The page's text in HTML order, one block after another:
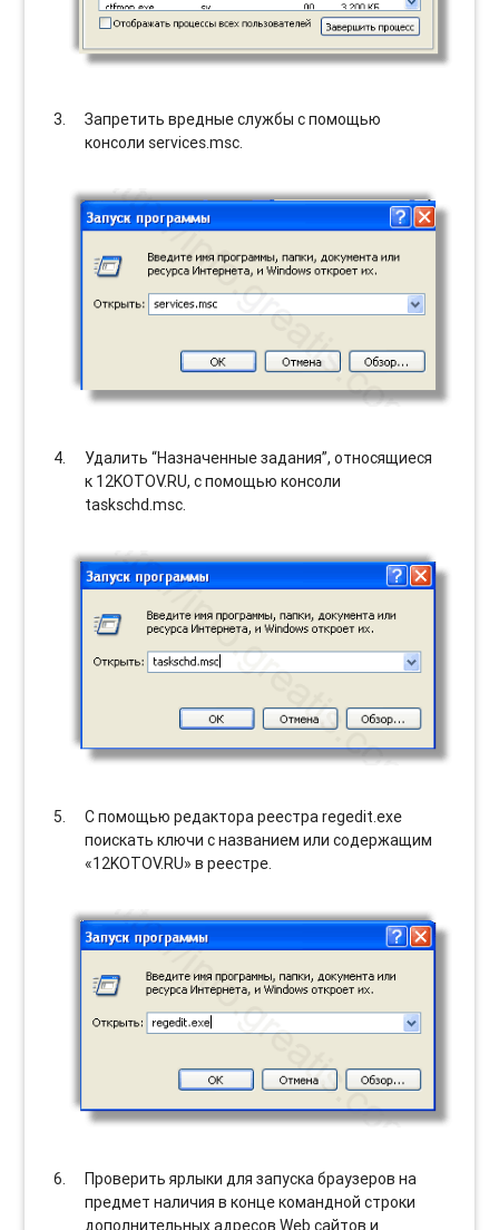
Запретить вредные службы с помощью
консоли services.msc.
Удалить “Назначенные задания”, относящиеся
к 12KOTOV.RU, с помощью консоли
taskschd.msc.
С помощью редактора реестра regedit.exe
поискать ключи с названием или содержащим
«12KOTOV.RU» в реестре.
Проверить ярлыки для запуска браузеров на
предмет наличия в конце командной строки
дополнительных адресов Web сайтов и